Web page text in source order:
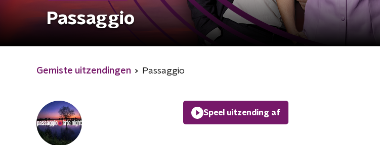
Passaggio
Gemiste uitzendingen Passaggio
Speel uitzending af